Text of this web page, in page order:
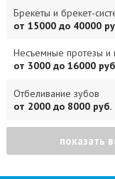
Брекеты и брекет-
от 15000 до 40000
Несъемные протезы и
от 3000 до 16000
Отбеливание зубов
от 2000 до 8000 руб.
показать